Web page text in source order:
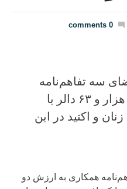
0 comments
سه تفاهم‌نامه
همکاری به ارزش دو میلیون و چهار صد و ۹۸ هزار و ۶۳ دالر با
و اکتید در این
همکاری به ارزش دو